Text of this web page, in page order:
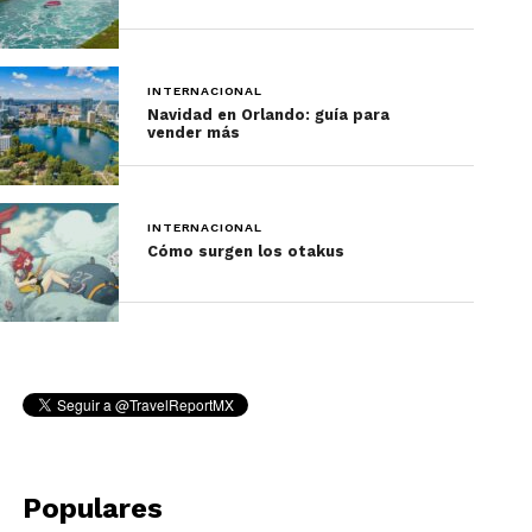
Travel Report.
EXPERIENCIAS DE VIAJE A
INDIA
verdad enriquecedoras y totalmente distintas a las
hoteles modernos que brindan toda la comodidad,
INTERNACIONAL
Navidad en Orlando: guía para
vender más
INTERNACIONAL
Cómo surgen los otakus
Populares